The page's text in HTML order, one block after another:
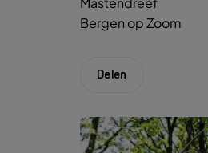
Bergen op Zoom
Delen